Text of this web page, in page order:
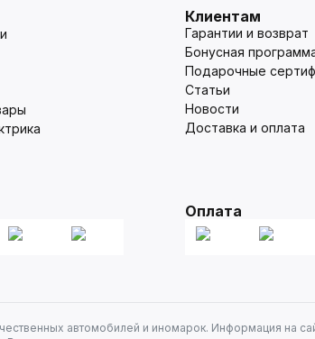
Клиентам
Гарантии и возврат
Бонусная
Подарочные
Статьи
Новости
Доставка и оплата
Оплата
автомобилей и иномарок. Информация на